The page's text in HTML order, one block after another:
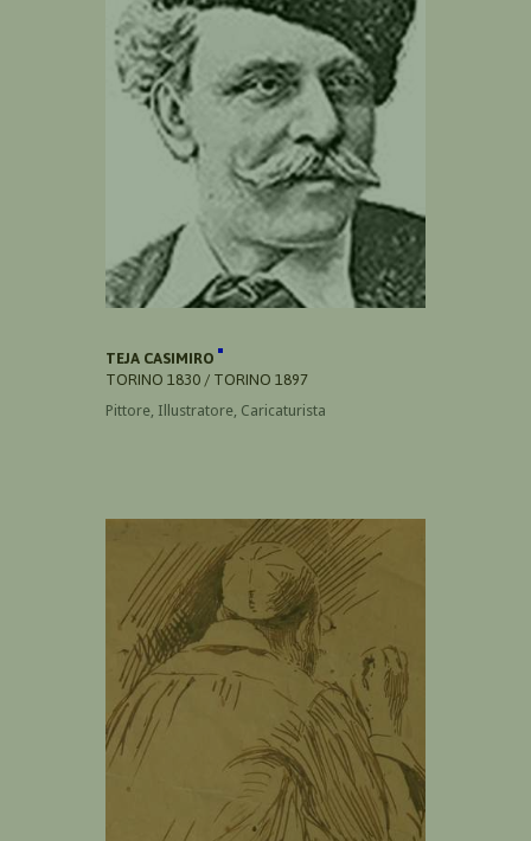
TEJA CASIMIRO
TORINO 1830 / TORINO 1897
Pittore, Illustratore, Caricaturista